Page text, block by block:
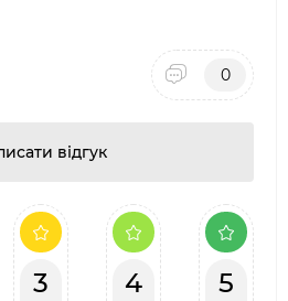
для миття в посудомийній
0
відгук
3 4 5